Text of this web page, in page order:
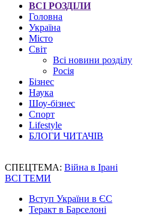
ВСІ РОЗДІЛИ
Головна
Україна
Місто
Світ
Всі новини розділу
Росія
Бізнес
Наука
Шоу-бізнес
Спорт
Lifestyle
БЛОГИ ЧИТАЧІВ
СПЕЦТЕМА: Війна в Ірані
ВСІ ТЕМИ
Вступ України в ЄС
Теракт в Барселоні